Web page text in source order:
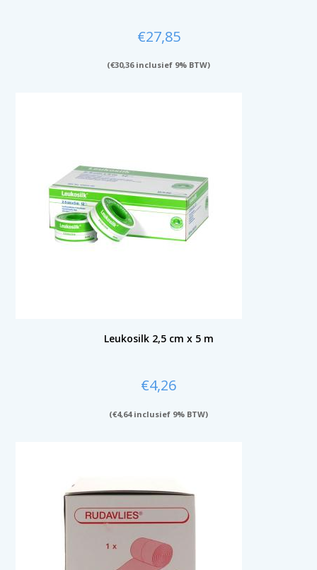
€27,85
(€30,36inclusief 9% BTW)
Leukosilk 2,5 cm x 5 m
€4,26
(€4,64inclusief 9% BTW)